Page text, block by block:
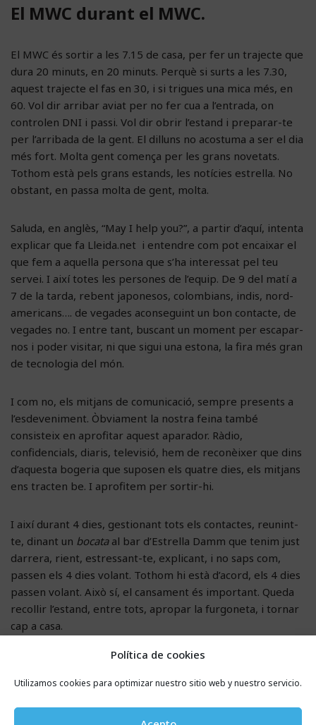
Política de cookies
Utilizamos cookies para optimizar nuestro sitio web y nuestro servicio.
El MWC durant el MWC.
El MWC és sortir a les 7.15 de casa, per fer un trajecte que
dura 20 minuts, en 20 minuts. Perquè si surts a les 7.30,
aquest trajecte el fas en 30, i si trigues una mica més, en
60. Vol dir arribar aviat per no fer cua a l’entrada, on
controlen DNI i passi. Vol dir obrir l’estand i preparar-te
per l’arribada de la gent. El dilluns no acostuma a ser el dia
més fort. Molta gent comença per les grans novetats.
Tothom està pels grans estands, les notícies estrella. No
obstant, en passa molta de gent, molta.
Saluda, en anglès, “May I help you?”, a partir d’aquí, intenta
explicar que fa Lleida.net i entendre com pot encaixar el
que fem a aquella persona que s’ha interessat pel teu
servei. I així totes les persones de l’equip. De 9 del matí a
7 de la tarda, rebent japonesos, colombians, indis, nord-
americans…. de vegades aconseguint un bon contacte, de
vegades no. I entre tant, buscant un moment per escapar-
nos i poder visitar, ni que sigui una estona, la fira més gran
de tecnologia del món.
I com no, els mitjans de comunicació, sempre presents a
l’esdeveniment. Òbviament la nostra feina també
consisteix en aprofitar aquest aparador. Ràdio,
confidencials, diaris, televisió, hem de reconèixer que dins
d’aquesta bogeria que suposen els quatre dies, els mitjans
ens tracten be. I aprofitem per sortir-hi.
I així durant 4 dies, gestionant tots els contactes, reunint-
te, dinant un bocataal bar d’Estrella Damm que tenim just
darrera, rient, estressant-te, explicant, i no saps com,
passen els 4 dies volant. Tothom hi està d’acord, els 4 dies
passen volant. Això sí, el cansament és important. Queda
recollir l’estand, entre tots, apropar la furgoneta, i tornar
cap a casa.
El MWC després del MWC.
El MWC no acaba el dijous. De fet, en comença un de nou.